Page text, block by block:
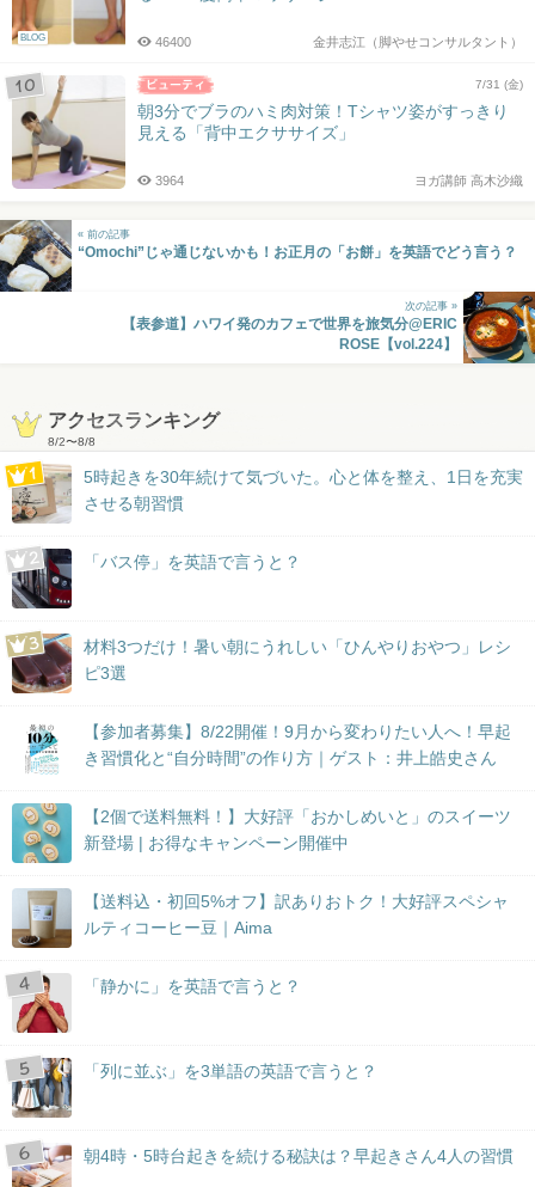
BLOG 金井志江（脚やせコンサルタント）
46400
7/31 (金)
朝3分でブラのハミ肉対策！Tシャツ姿がすっきり
見える「背中エクササイズ」
ヨガ講師 高木沙織
3964
« 前の記事
“Omochi”じゃ通じないかも！お正月の「お餅」を英語でどう言う？
次の記事 »
【表参道】ハワイ発のカフェで世界を旅気分@ERIC
ROSE【vol.224】
アクセスランキング
8/2〜8/8
5時起きを30年続けて気づいた。心と体を整え、1日を充実
させる朝習慣
「バス停」を英語で言うと？
材料3つだけ！暑い朝にうれしい「ひんやりおやつ」レシ
ピ3選
【参加者募集】8/22開催！9月から変わりたい人へ！早起
き習慣化と“自分時間”の作り方｜ゲスト：井上皓史さん
【2個で送料無料！】大好評「おかしめいと」のスイーツ
新登場 | お得なキャンペーン開催中
【送料込・初回5%オフ】訳ありおトク！大好評スペシャ
ルティコーヒー豆｜Aima
「静かに」を英語で言うと？
「列に並ぶ」を3単語の英語で言うと？
朝4時・5時台起きを続ける秘訣は？早起きさん4人の習慣